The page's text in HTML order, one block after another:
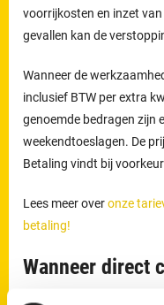
voorrijkosten en inzet
gevallen kan de
Wanneer de
inclusief BTW per extra
genoemde bedragen zijn
weekendtoeslagen. De
Betaling vindt bij
Lees meer overonze
betaling!
Wanneer direct